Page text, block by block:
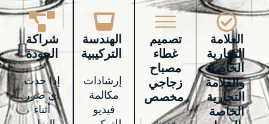
العلامة
التجارية
الخاصة
والعلامة
التجارية
الخاصة
تصميم
غطاء
مصباح
زجاجي
مخصص
الهندسة
التركيبية
إرشادات
مكالمة
فيديو
شراكة
الجودة
إذا حدث
أي ضرر
أثناء